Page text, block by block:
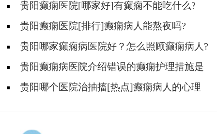
贵阳癫痫医院[哪家好]有癫痫不能吃什么?
贵阳癫痫医院[排行]癫痫病人能熬夜吗?
贵阳哪家癫痫病医院好？怎么照顾癫痫病人?
贵阳癫痫病医院介绍错误的癫痫护理措施是
哪些？
贵阳哪个医院治抽搐[热点]癫痫病人的心理